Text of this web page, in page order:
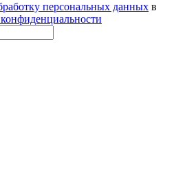
персональных данных в